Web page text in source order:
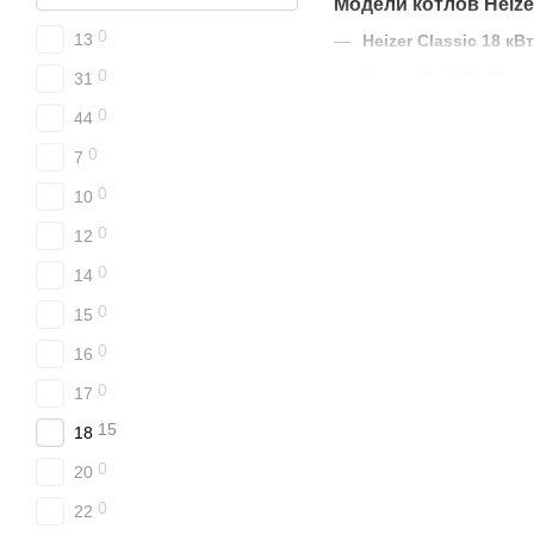
Модели котлов
Heizer Classic 18 кВт
13 0
31 0
44 0
7 0
10 0
12 0
14 0
15 0
16 0
17 0
18 15
20 0
22 0